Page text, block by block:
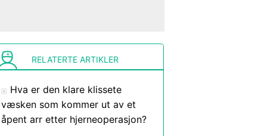
RELATERTE ARTIKLER
Hva er den klare klissete
væsken som kommer ut av et
åpent arr etter hjerneoperasjon?